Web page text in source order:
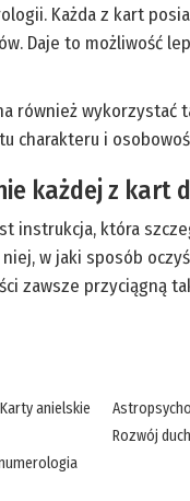
Każda z kart
Daje to możliwość
również
charakteru i
każdej z kart
instrukcja, która
w jaki sposób
zawsze przyciągną
Karty anielskie
Rozwój